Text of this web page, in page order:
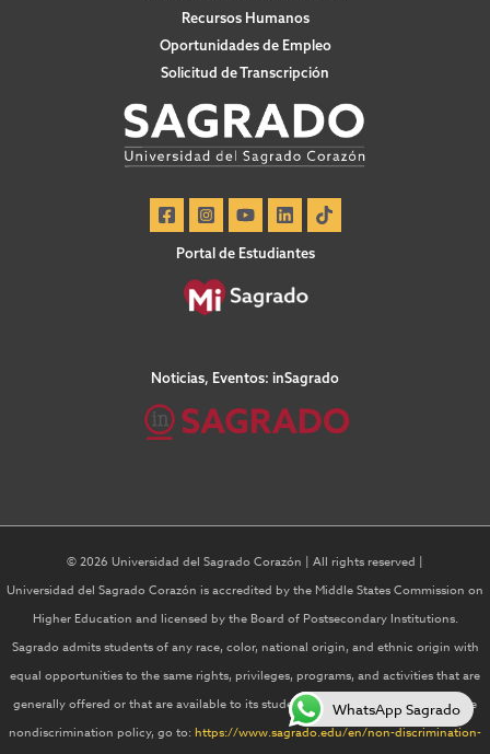
Recursos Humanos
Oportunidades de Empleo
Solicitud de Transcripción
Portal de Estudiantes
Noticias, Eventos: inSagrado
© 2026 Universidad del Sagrado Corazón | All rights reserved |
Universidad del Sagrado Corazón is accredited by the Middle States Commission on
Higher Education and licensed by the Board of Postsecondary Institutions.
Sagrado admits students of any race, color, national origin, and ethnic origin with
equal opportunities to the same rights, privileges, programs, and activities that are
generally offered or that are available to its students For more information on the
nondiscrimination policy, go to:https://www.sagrado.edu/en/non-discrimination-
WhatsApp Sagrado